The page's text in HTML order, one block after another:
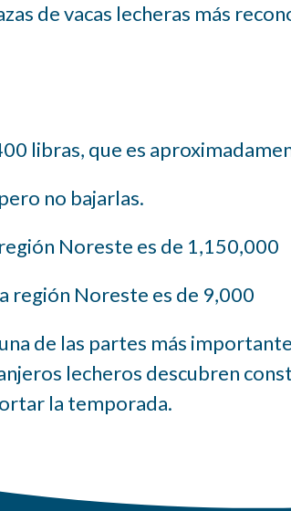
de vacas lecheras más
libras, que es
no bajarlas.
Noreste es de 1,150,000
región Noreste es de 9,000
de las partes más
lecheros descubren
la temporada.